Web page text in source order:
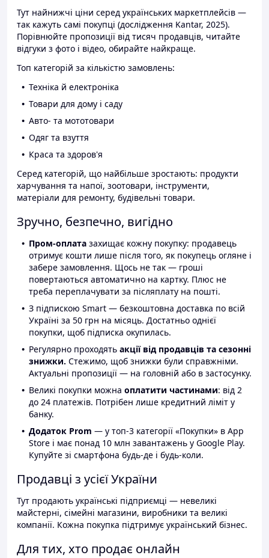
Тут найнижчі ціни серед українських маркетплейсів —
так кажуть самі покупці (дослідження Kantar, 2025).
Порівнюйте пропозиції від тисяч продавців, читайте
відгуки з фото і відео, обирайте найкраще.
Топ категорій за кількістю замовлень:
Техніка й електроніка
Товари для дому і саду
Авто- та мототовари
Одяг та взуття
Краса та здоров'я
Серед категорій, що найбільше зростають: продукти
харчування та напої, зоотовари, інструменти,
матеріали для ремонту, будівельні товари.
Зручно, безпечно, вигідно
Пром-оплата захищає кожну покупку: продавець
отримує кошти лише після того, як покупець огляне і
забере замовлення. Щось не так — гроші
повертаються автоматично на картку. Плюс не
треба переплачувати за післяплату на пошті.
З підпискою Smart — безкоштовна доставка по всій
Україні за 50 грн на місяць. Достатньо однієї
покупки, щоб підписка окупилась.
Регулярно проходять акції від продавців та сезонні
знижки. Стежимо, щоб знижки були справжніми.
Актуальні пропозиції — на головній або в застосунку.
Великі покупки можна оплатити частинами: від 2
до 24 платежів. Потрібен лише кредитний ліміт у
банку.
Додаток Prom — у топ-3 категорії «Покупки» в App
Store і має понад 10 млн завантажень у Google Play.
Купуйте зі смартфона будь-де і будь-коли.
Продавці з усієї України
Тут продають українські підприємці — невеликі
майстерні, сімейні магазини, виробники та великі
компанії. Кожна покупка підтримує український бізнес.
Для тих, хто продає онлайн